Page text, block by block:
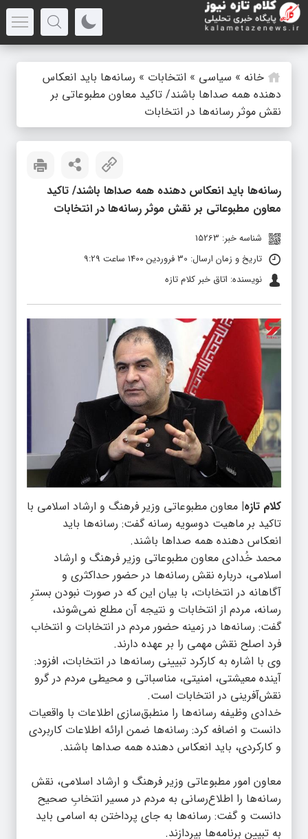
خانه » سیاسی » انتخابات » رسانه‌ها باید انعکاس
دهنده همه صداها باشند/ تاکید معاون مطبوعاتی بر
نقش موثر رسانه‌ها در انتخابات
رسانه‌ها باید انعکاس دهنده همه صداها باشند/ تاکید
معاون مطبوعاتی بر نقش موثر رسانه‌ها در انتخابات
شناسه خبر: 15263
تاریخ و زمان ارسال: 30 فروردین 1400 ساعت 9:29
نویسنده: اتاق خبر کلام تازه
کلام تازه| معاون مطبوعاتی وزیر فرهنگ و ارشاد اسلامی با
تاکید بر ماهیت دوسویه رسانه گفت: رسانه‌ها باید
انعکاس دهنده همه صداها باشند.
محمد خُدادی معاون مطبوعاتی وزیر فرهنگ و ارشاد
اسلامی، درباره نقش رسانه‌ها در حضور حداکثری و
آگاهانه در انتخابات، با بیان این که در صورت نبودن بسترِ
رسانه، مردم از انتخابات و نتیجه آن مطلع نمی‌شوند،
گفت: رسانه‌ها در زمینه حضور مردم در انتخابات و انتخاب
فرد اصلح نقش مهمی را بر عهده دارند.
وی با اشاره به کارکرد تبیینی رسانه‌ها در انتخابات، افزود:
آینده معیشتی، امنیتی، مناسباتی و محیطی مردم در گرو
نقش‌آفرینی در انتخابات است.
خدادی وظیفه رسانه‌ها را منطبق‌سازی اطلاعات با واقعیات
دانست و اضافه کرد: رسانه‌ها ضمن ارائه اطلاعات کاربردی
و کارکردی، باید انعکاس دهنده همه صداها باشند.
معاون امور مطبوعاتی وزیر فرهنگ و ارشاد اسلامی، نقش
رسانه‌ها را اطلاع‌رسانی به مردم در مسیر انتخابِ صحیح
دانست و گفت: رسانه‌ها به جای پرداختن به اسامی باید
به تبیین برنامه‌ها بپردازند.